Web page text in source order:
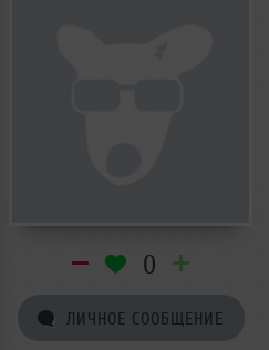
0
ЛИЧНОЕ СООБЩЕНИЕ